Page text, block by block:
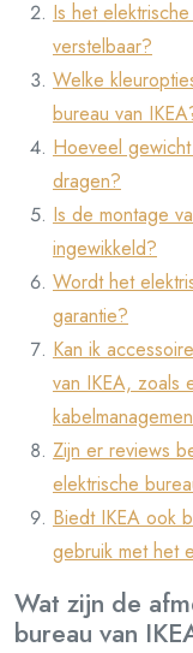
Is het
verstelbaar?
Welke
bureau van
Hoeveel
dragen?
Is de montage
ingewikkeld?
Wordt het
garantie?
Kan ik
van IKEA, zoals
Zijn er reviews
elektrische
Biedt IKEA ook
gebruik met het
Wat zijn de
bureau van